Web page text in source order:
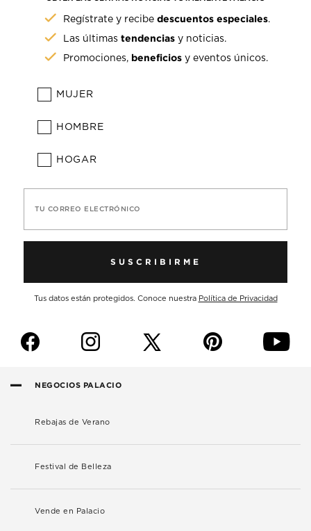
Regístrate y recibedescuentos especiales.
Las últimastendencias y noticias.
Promociones, beneficios y eventos únicos.
MUJER
HOMBRE
HOGAR
TU CORREO ELECTRÓNICO
SUSCRIBIRME
Tus datos están protegidos. Conoce nuestra Política de Privacidad
f i p y
NEGOCIOS PALACIO
Rebajas de Verano
Festival de Belleza
Vende en Palacio